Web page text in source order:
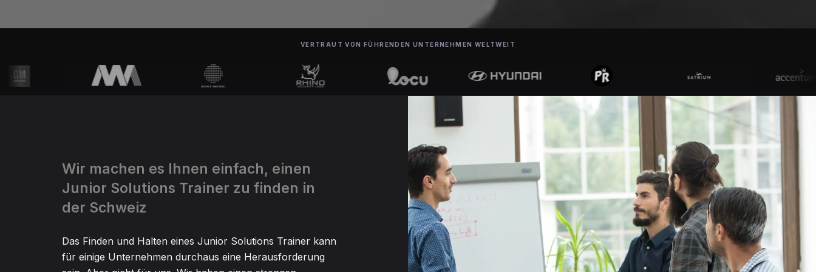
VERTRAUT VON FÜHRENDEN UNTERNEHMEN WELTWEIT
Wir machen es Ihnen einfach, einen
Junior Solutions Trainer zu finden in
der Schweiz
Das Finden und Halten eines Junior Solutions Trainer kann
für einige Unternehmen durchaus eine Herausforderung